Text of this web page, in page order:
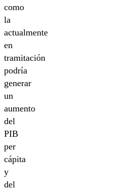
como
la
actualmente
en
tramitación
podría
generar
un
aumento
del
PIB
per
cápita
y
del